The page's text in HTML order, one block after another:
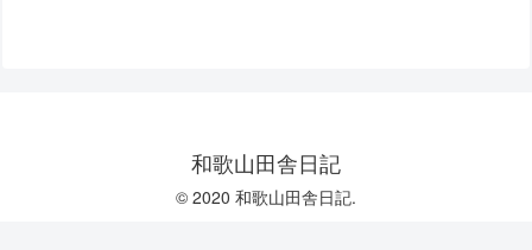
和歌山田舎日記
© 2020 和歌山田舎日記.